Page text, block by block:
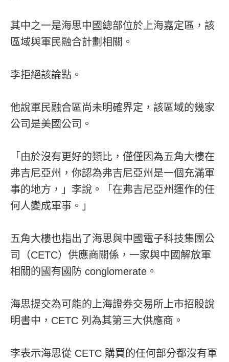
其中之一是海思中國總部位於上海嘉定區，該
區域與軍民融合計劃相關。
李拒絕該論點。
他說軍民融合區尚未明確界定，該區域的幾家
公司是美國公司。
「由於沒有更好的類比，僅僅因為五角大樓在
弗吉尼亞州，你認為弗吉尼亞州是一個充滿軍
事的地方，」李說。「在弗吉尼亞州運作的任
何人變成軍事。」
五角大樓也指出了海思與中國電子科技集團公
司（CETC）供應商關係，一家與中國解放軍
相關的國有國防 conglomerate。
海思提交為可能的上海證券交易所上市招股說
明書中，CETC 列為其第三大供應商。
李表示海思從 CETC 購買的任何部分都沒有軍